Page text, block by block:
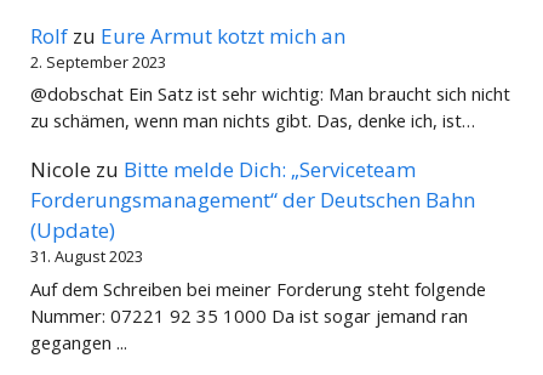
Rolf zu Eure Armut kotzt mich an
2. September 2023
@dobschat Ein Satz ist sehr wichtig: Man braucht sich nicht
zu schämen, wenn man nichts gibt. Das, denke ich, ist…
Nicole zu Bitte melde Dich: „Serviceteam
Forderungsmanagement“ der Deutschen Bahn
(Update)
31. August 2023
Auf dem Schreiben bei meiner Forderung steht folgende
Nummer: 07221 92 35 1000 Da ist sogar jemand ran
gegangen ...